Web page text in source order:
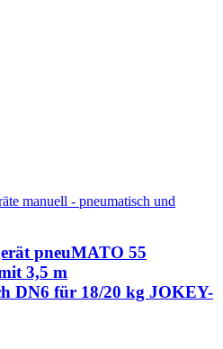
manuell - pneumatisch und
pneuMATO 55
3,5 m
DN6 für 18/20 kg JOKEY-